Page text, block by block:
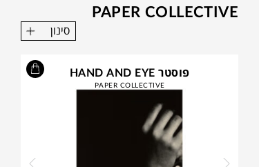
PAPER COLLECTIVE
סינון
פוסטר HAND AND EYE
PAPER COLLECTIVE